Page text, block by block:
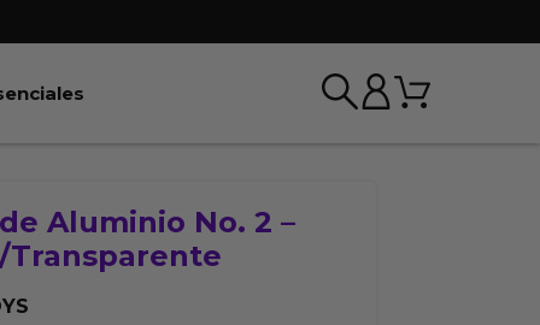
& Bondage Carrito
Aluminio No. 2 –
Transparente